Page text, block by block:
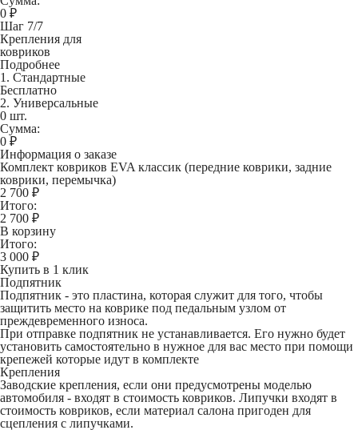
0 ₽
Шаг 7/7
Крепления для
ковриков
Подробнее
1. Стандартные
Бесплатно
2. Универсальные
0 шт.
Сумма:
0 ₽
Информация о заказе
Комплект ковриков EVA классик (передние коврики, задние
коврики, перемычка)
2 700 ₽
Итого:
2 700 ₽
В корзину
Итого:
3 000 ₽
Купить в 1 клик
Подпятник
Подпятник - это пластина, которая служит для того, чтобы
защитить место на коврике под педальным узлом от
преждевременного износа.
При отправке подпятник не устанавливается. Его нужно будет
установить самостоятельно в нужное для вас место при помощи
крепежей которые идут в комплекте
Крепления
Заводские крепления, если они предусмотрены моделью
автомобиля - входят в стоимость ковриков. Липучки входят в
стоимость ковриков, если материал салона пригоден для
сцепления с липучками.